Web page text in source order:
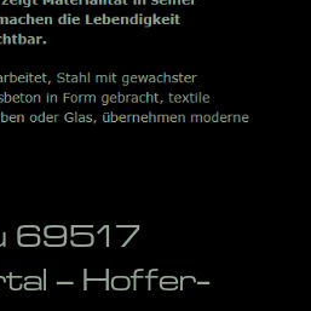
69517
– Hoffer-